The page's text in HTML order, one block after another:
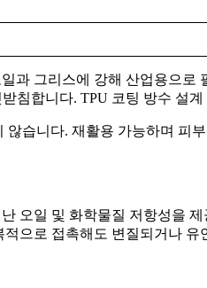
과 그리스에 강해 산업용으
침합니다. TPU 코팅 방수 설
않습니다. 재활용 가능하며 피
오일 및 화학물질 저항성을
으로 접촉해도 변질되거나 유